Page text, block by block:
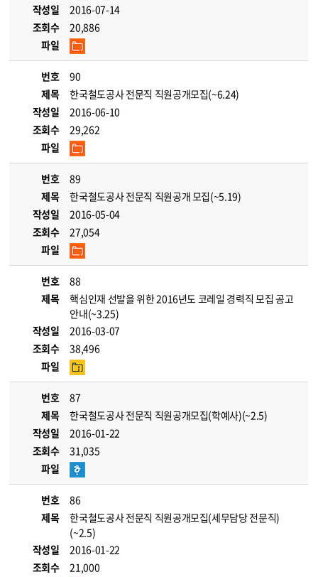
작성일
2016-07-14
조회수
20,886
파일
번호
90
제목
한국철도공사 전문직 직원공개모집(~6.24)
작성일
2016-06-10
조회수
29,262
파일
번호
89
제목
한국철도공사 전문직 직원공개 모집(~5.19)
작성일
2016-05-04
조회수
27,054
파일
번호
88
제목
핵심인재 선발을 위한 2016년도 코레일 경력직 모집 공고
안내(~3.25)
작성일
2016-03-07
조회수
38,496
파일
번호
87
제목
한국철도공사 전문직 직원공개모집(학예사)(~2.5)
작성일
2016-01-22
조회수
31,035
파일
번호
86
제목
한국철도공사 전문직 직원공개모집(세무담당 전문직)
(~2.5)
작성일
2016-01-22
조회수
21,000